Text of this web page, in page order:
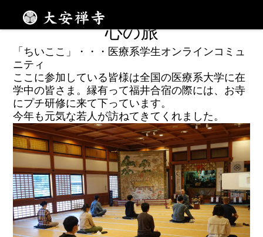
心の旅
「ちいここ」・・・医療系学生オンラインコミュ
ニティ
ここに参加している皆様は全国の医療系大学に在
学中の皆さま。縁有って福井合宿の際には、お寺
にプチ研修に来て下っています。
今年も元気な若人が訪ねてきてくれました。